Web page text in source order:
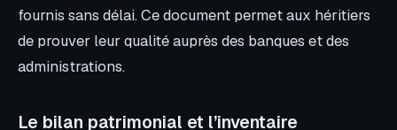
fournis sans délai. Ce document permet aux héritiers
de prouver leur qualité auprès des banques et des
administrations.
Le bilan patrimonial et l’inventaire